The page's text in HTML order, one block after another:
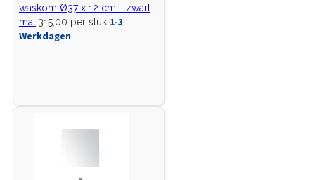
waskom Ø37 x 12 cm - zwart
mat 315,00 per stuk 1-3
Werkdagen